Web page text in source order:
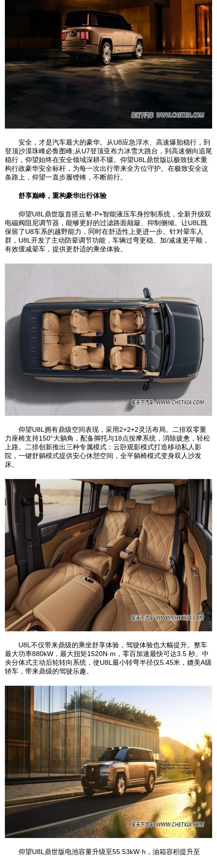
安全，才是汽车最大的豪华。从U8应急浮水、高速爆胎稳行，到
登顶沙漠珠峰必鲁图峰;从U7登顶亚布力冰雪大跳台，到高速侧向追尾
稳行，仰望始终在安全领域深耕不辍。仰望U8L鼎世版以极致技术重
构行政豪华安全标杆，为每一次出行带来全方位守护。在极致安全这
条路上，仰望一直步履铿锵，不断前行。
舒享巅峰，重构豪华出行体验
仰望U8L鼎世版首搭云辇-P+智能液压车身控制系统，全新升级双
电磁阀阻尼调节器，能够更好的过滤路面颠簸、抑制侧倾。让U8L既
保留了U8车系的越野能力，同时在舒适性上更进一步。针对晕车人
群，U8L开发了主动防晕调节功能，车辆过弯更稳、加/减速更平顺，
有效缓减晕车，提供更舒适的乘坐体验。
仰望U8L拥有鼎级空间表现，采用2+2+2灵活布局。二排双零重
力座椅支持150°大躺角，配备脚托与18点按摩系统，消除疲惫，轻松
上路。二排创新推出三种专属模式：云卧观影模式打造移动私人影
院，一键舒躺模式提供安心休憩空间，全平躺椅模式变身双人沙发
床。
U8L不仅带来鼎级的乘坐舒享体验，驾驶体验也大幅提升。整车
最大功率880kW，最大扭矩1520N·m，零百加速最快可达3.5 秒。中
央分体式主动后轮转向系统，使U8L最小转弯半径仅5.45米，媲美A级
轿车，带来鼎级的驾驶乐趣。
仰望U8L鼎世版电池容量升级至55.53kW·h，油箱容积提升至